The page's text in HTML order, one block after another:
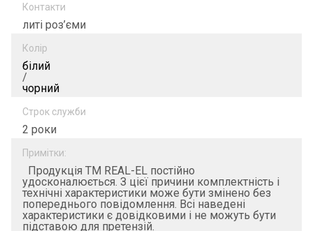
Контакти
литі роз’єми
Колір
білий
/
чорний
Строк служби
2 роки
Примітки:
Продукція ТМ REAL-EL постійно
удосконалюється. З цієї причини комплектність і
технічні характеристики може бути змінено без
попереднього повідомлення. Всі наведені
характеристики є довідковими і не можуть бути
підставою для претензій.